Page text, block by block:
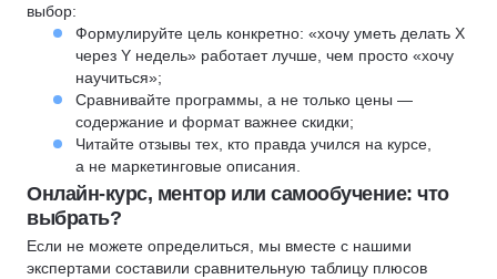
выбор:
Формулируйте цель конкретно: «хочу уметь делать X
через Y недель» работает лучше, чем просто «хочу
научиться»;
Сравнивайте программы, а не только цены —
содержание и формат важнее скидки;
Читайте отзывы тех, кто правда учился на курсе,
а не маркетинговые описания.
Онлайн-курс, ментор или самообучение: что
выбрать?
Если не можете определиться, мы вместе с нашими
экспертами составили сравнительную таблицу плюсов